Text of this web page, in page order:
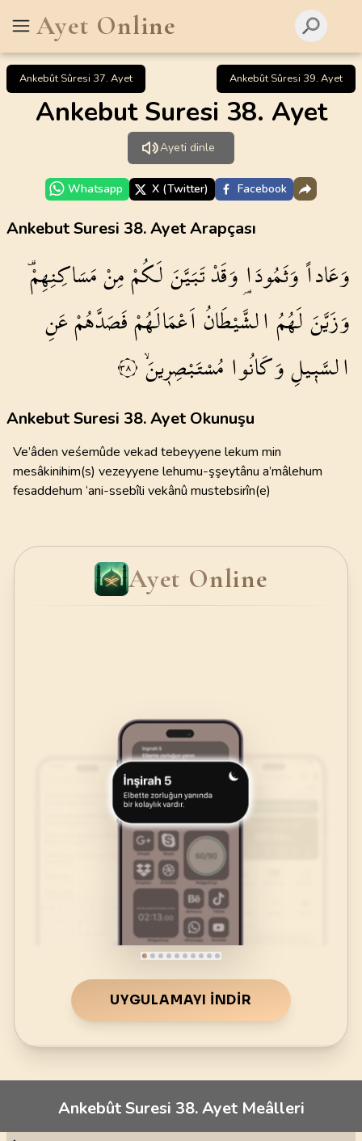
Ayet Online
Ankebût Sûresi 37. Ayet Ankebût Sûresi 39. Ayet
Ankebut Suresi 38. Ayet
Ayeti dinle
Whatsapp X (Twitter) Facebook
Ankebut Suresi 38. Ayet Arapçası
وَعَاداًوَثَمُودَا۬ وَقَدْتَبَيَّنَلَكُمْمِنْمَسَاكِنِهِمْ۠
وَزَيَّنَلَهُمُالشَّيْطَانُاَعْمَالَهُمْفَصَدَّهُمْعَنِ
السَّب۪يلِوَكَانُوا مُسْتَبْصِر۪ينَۙ ٣٨
Ankebut Suresi 38. Ayet Okunuşu
Ve’âden veśemûde vekad tebeyyene lekum min
mesâkinihim(s) vezeyyene lehumu-şşeytânu a’mâlehum
fesaddehum ‘ani-ssebîli vekânû mustebsirîn(e)
Ayet Online
UYGULAMAYI İNDIR
Ankebût Suresi 38. Ayet Meâlleri